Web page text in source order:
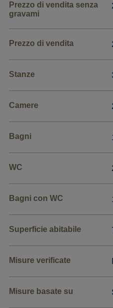
Prezzo di vendita senza
gravami
Prezzo di vendita
Stanze
Camere
Bagni
WC
Bagni con WC
Superficie abitabile
Misure verificate
Misure basate su